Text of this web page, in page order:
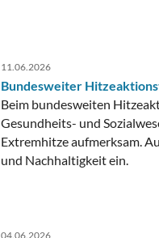
11.06.2026
Bundesweiter
Beim bundesweiten
Gesundheits- und
Extremhitze aufmerksam.
und Nachhaltigkeit ein.
04.06.2026